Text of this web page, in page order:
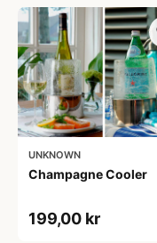
UNKNOWN
Champagne Cooler
199,00 kr